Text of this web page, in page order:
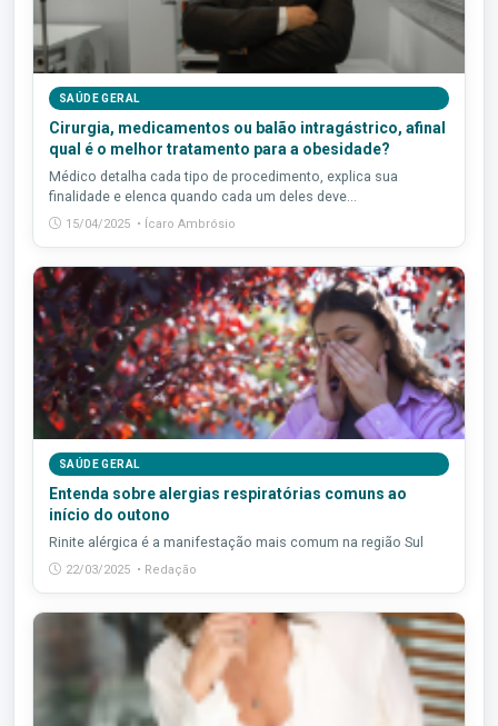
SAÚDE GERAL
Cirurgia, medicamentos ou balão intragástrico, afinal
qual é o melhor tratamento para a obesidade?
Médico detalha cada tipo de procedimento, explica sua
finalidade e elenca quando cada um deles deve...
15/04/2025 • Ícaro Ambrósio
SAÚDE GERAL
Entenda sobre alergias respiratórias comuns ao
início do outono
Rinite alérgica é a manifestação mais comum na região Sul
22/03/2025 • Redação